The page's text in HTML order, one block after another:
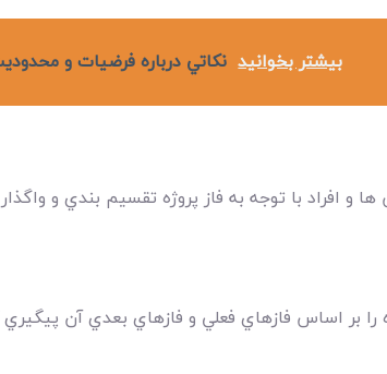
بیشتر بخوانید نکاتي درباره فرضيات و